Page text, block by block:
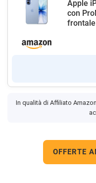
Apple
con
frontale
In qualità di Affiliato
OFFERTE